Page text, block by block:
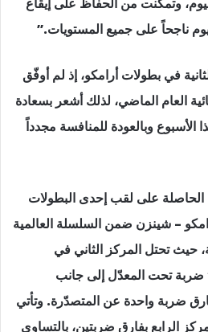
ناجحاً على جميع المستويات.”
في بطولات أرامكو، إذ لم أوفّق
العام الماضي، لذلك أشعر بسعادة
الأسبوع وبالعودة للمنافسة مجدداً
الحاصلة على لقب إحدى البطولات
– شينزن ضمن السلسلة العالمية
حيث تحتل المركز الثاني في
الترتيب الفردي بمجموع 11 ضربة تحت المعدّل إلى جانب
ضربة واحدة عن المتصدّرة. وتأتي
الرابع بفارق ضربتين، بالتساوي